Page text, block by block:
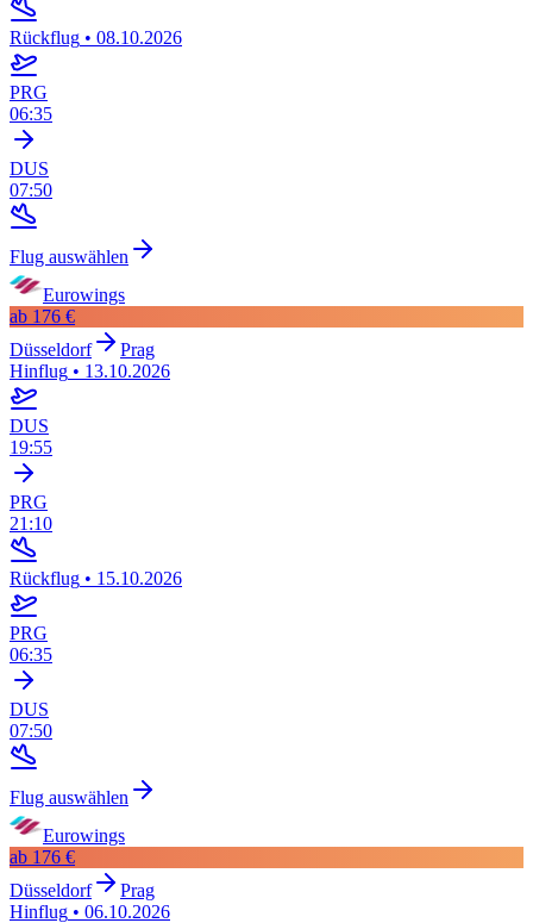
Rückflug • 08.10.2026
PRG
06:35
DUS
07:50
Flug auswählen
Eurowings
ab 176 €
Düsseldorf
Prag
Hinflug • 13.10.2026
DUS
19:55
PRG
21:10
Rückflug • 15.10.2026
PRG
06:35
DUS
07:50
Flug auswählen
Eurowings
ab 176 €
Düsseldorf
Prag
Hinflug • 06.10.2026